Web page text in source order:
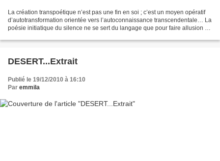
La création transpoétique n’est pas une fin en soi ; c’est un moyen opératif
d’autotransformation orientée vers l’autoconnaissance transcendentale… La
poésie initiatique du silence ne se sert du langage que pour faire allusion à
DESERT...Extrait
Publié le 19/12/2010 à 16:10
Par emmila